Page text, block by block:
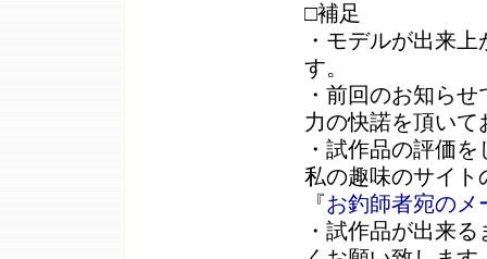
□補足
・モデルが出来
す。
・前回のお知ら
力の快諾を頂いて
・試作品の評価
私の趣味のサ
『お釣師者宛のメ
・試作品が出来